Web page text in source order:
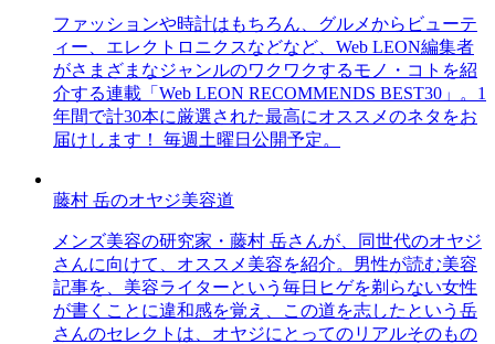
ファッションや時計はもちろん、グルメからビューテ
ィー、エレクトロニクスなどなど、Web LEON編集者
がさまざまなジャンルのワクワクするモノ・コトを紹
介する連載「Web LEON RECOMMENDS BEST30」。1
年間で計30本に厳選された最高にオススメのネタをお
届けします！ 毎週土曜日公開予定。
藤村 岳のオヤジ美容道
メンズ美容の研究家・藤村 岳さんが、同世代のオヤジ
さんに向けて、オススメ美容を紹介。男性が読む美容
記事を、美容ライターという毎日ヒゲを剃らない女性
が書くことに違和感を覚え、この道を志したという岳
さんのセレクトは、オヤジにとってのリアルそのもの